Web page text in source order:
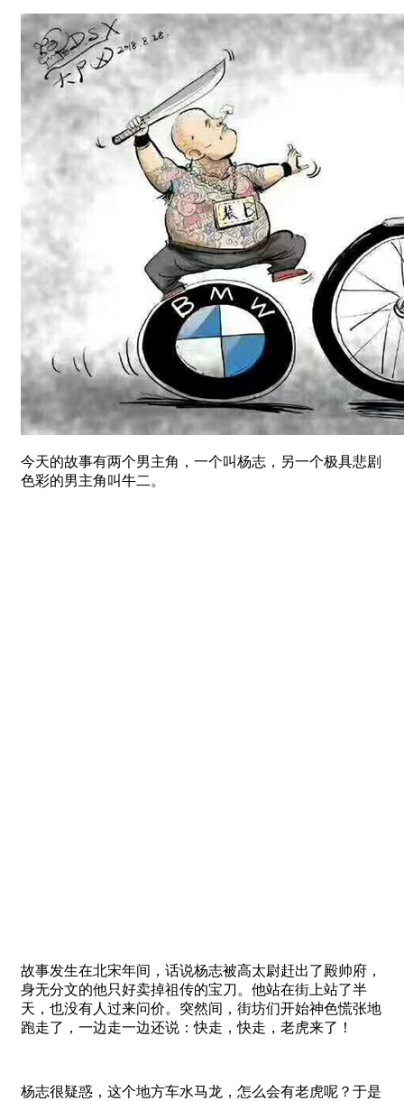
今天的故事有两个男主角，一个叫杨志，另一个极具悲剧
色彩的男主角叫牛二。
故事发生在北宋年间，话说杨志被高太尉赶出了殿帅府，
身无分文的他只好卖掉祖传的宝刀。他站在街上站了半
天，也没有人过来问价。突然间，街坊们开始神色慌张地
跑走了，一边走一边还说：快走，快走，老虎来了！
杨志很疑惑，这个地方车水马龙，怎么会有老虎呢？于是